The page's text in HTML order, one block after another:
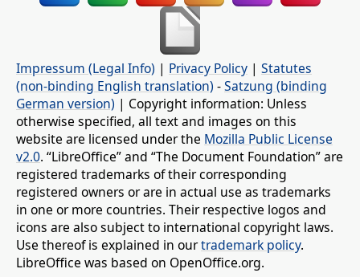
Impressum (Legal Info) | Privacy Policy | Statutes
(non-binding English translation) -Satzung (binding
German version) | Copyright information: Unless
otherwise specified, all text and images on this
website are licensed under the Mozilla Public License
v2.0. “LibreOffice” and “The Document Foundation” are
registered trademarks of their corresponding
registered owners or are in actual use as trademarks
in one or more countries. Their respective logos and
icons are also subject to international copyright laws.
Use thereof is explained in ourtrademark policy.
LibreOffice was based on OpenOffice.org.